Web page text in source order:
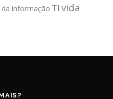
informação TI vida